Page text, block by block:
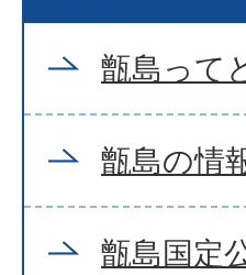
甑島って
甑島の情
甑島国定